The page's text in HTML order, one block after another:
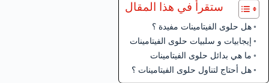
ستقرأ في هذا المقال
هل حلوى الفيتامينات مفيدة ؟
إيجابيات و سلبيات حلوى الفيتامينات
ما هي بدائل حلوى الفيتامينات
هل أحتاج لتناول حلوى الفيتامينات ؟